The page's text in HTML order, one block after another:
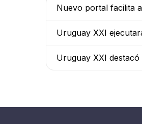
Nuevo portal facilita
Uruguay XXI
Uruguay XXI